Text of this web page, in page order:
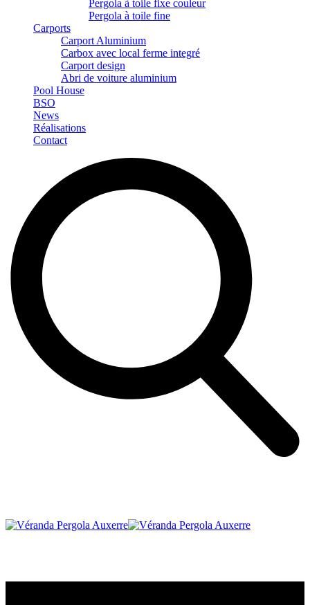
Pergola à toile fixe couleur
Pergola à toile fine
Carports
Carport Aluminium
Carbox avec local ferme integré
Carport design
Abri de voiture aluminium
Pool House
BSO
News
Réalisations
Contact